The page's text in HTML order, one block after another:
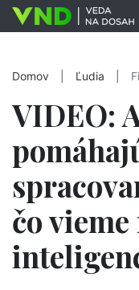
Domov Ľudia
VIDEO:
čo